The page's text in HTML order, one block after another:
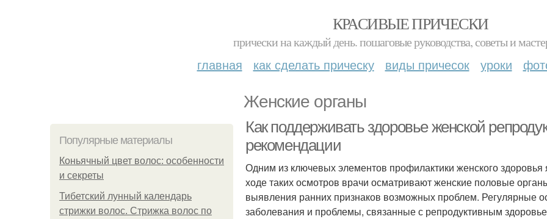
КРАСИВЫЕ ПРИЧЕСКИ
прически на каждый день. пошаговые руководства, советы и
главная как сделать прическу виды причесок уроки
Женские органы
Популярные материалы
Коньячный цвет волос: особенности
и секреты
Тибетский лунный календарь
стрижки волос. Стрижка волос по
Как поддерживать здоровье женской
рекомендации
Одним из ключевых элементов профилактики женского
ходе таких осмотров врачи осматривают женские половые
выявления ранних признаков возможных проблем. Регулярные
заболевания и проблемы, связанные с репродуктивным